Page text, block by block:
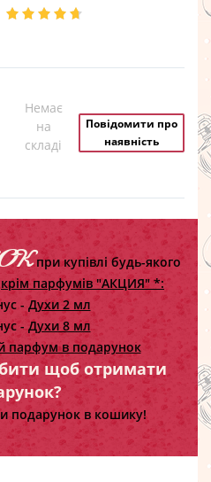
Немає
на
складі
Повідомити про
наявність
при купівлі будь-якого
крім парфумів "АКЦИЯ" *:
- Духи 2 мл
-Духи 8 мл
парфум в подарунок
щоб отримати
подарунок в кошику!